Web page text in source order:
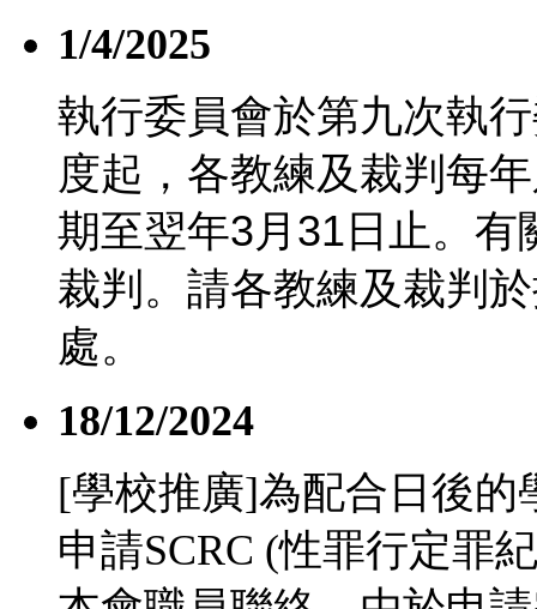
1/4/2025
執行委員會於第九次執
度起，各教練及裁判每
期至翌年3月 31 日止。
裁判。請各教練及裁判
處。
18/12/2024
[學校推廣]為配合日後的
申請SCRC (性罪行定罪